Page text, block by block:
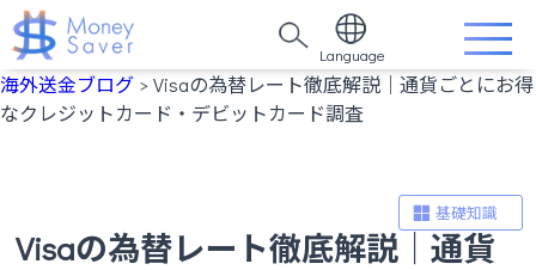
Language
海外送金ブログ > Visaの為替レート徹底解説｜通貨ごとにお得
なクレジットカード・デビットカード調査
基礎知識
Visaの為替レート徹底解説｜通貨